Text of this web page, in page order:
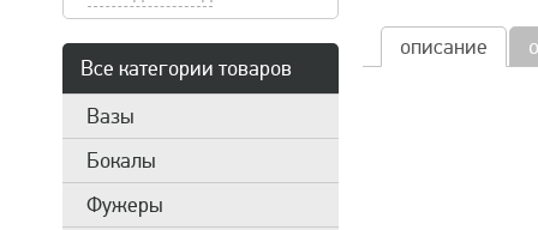
Все категории товаров
Вазы
Бокалы
Фужеры
описание